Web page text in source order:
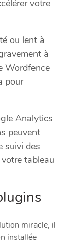
votre
ou lent à
à
Wordfence
pour
Analytics
peuvent
suivi des
tableau
miracle, il
installée